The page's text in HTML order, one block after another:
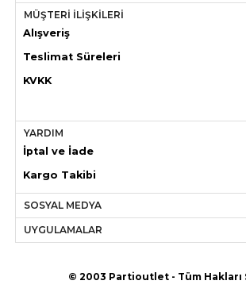
MÜŞTERİ İLİŞKİLERİ
Alışveriş
Teslimat Süreleri
KVKK
YARDIM
İptal ve İade
Kargo Takibi
SOSYAL MEDYA
UYGULAMALAR
© 2003 Partioutlet - Tüm Hakları